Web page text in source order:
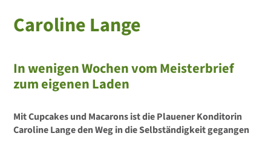
Caroline Lange
In wenigen Wochen vom Meisterbrief
zum eigenen Laden
Mit Cupcakes und Macarons ist die Plauener Konditorin
Caroline Lange den Weg in die Selbständigkeit gegangen